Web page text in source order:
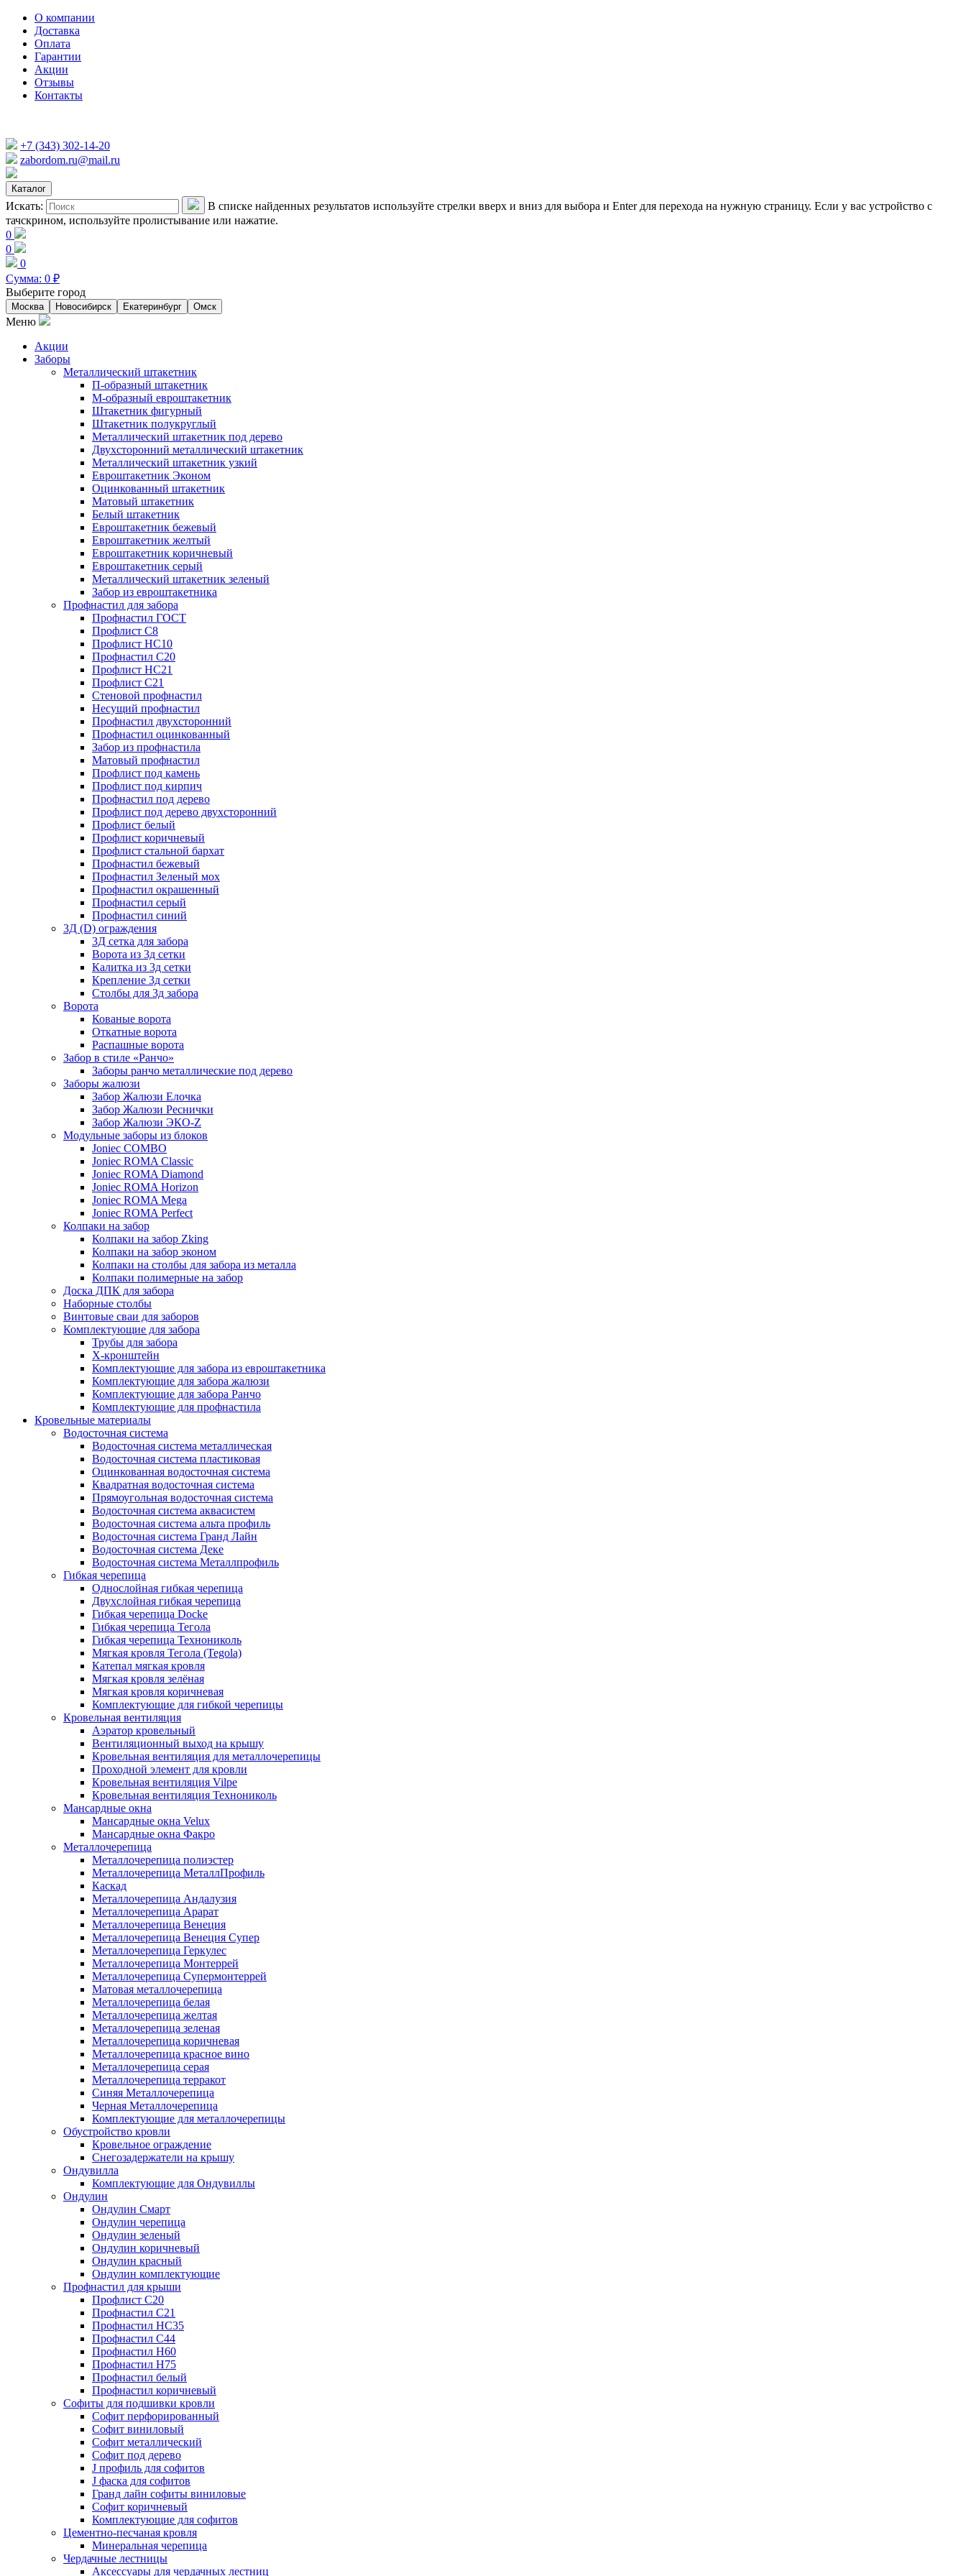
О компании
Доставка
Оплата
Гарантии
Акции
Отзывы
Контакты
+7 (343) 302-14-20
zabordom.ru@mail.ru
Каталог
Искать:
В списке найденных результатов используйте стрелки вверх и вниз для выбора и Enter для перехода на нужную страницу. Если у вас устройство с
тачскрином, используйте пролистывание или нажатие.
0
0
0
Сумма: 0 ₽
Выберите город
Москва Новосибирск Екатеринбург Омск
Меню
Акции
Заборы
Металлический штакетник
П-образный штакетник
М-образный евроштакетник
Штакетник фигурный
Штакетник полукруглый
Металлический штакетник под дерево
Двухсторонний металлический штакетник
Металлический штакетник узкий
Евроштакетник Эконом
Оцинкованный штакетник
Матовый штакетник
Белый штакетник
Евроштакетник бежевый
Евроштакетник желтый
Евроштакетник коричневый
Евроштакетник серый
Металлический штакетник зеленый
Забор из евроштакетника
Профнастил для забора
Профнастил ГОСТ
Профлист С8
Профлист НС10
Профнастил С20
Профлист НС21
Профлист С21
Стеновой профнастил
Несущий профнастил
Профнастил двухсторонний
Профнастил оцинкованный
Забор из профнастила
Матовый профнастил
Профлист под камень
Профлист под кирпич
Профнастил под дерево
Профлист под дерево двухсторонний
Профлист белый
Профлист коричневый
Профлист стальной бархат
Профнастил бежевый
Профнастил Зеленый мох
Профнастил окрашенный
Профнастил серый
Профнастил синий
3Д (D) ограждения
3Д сетка для забора
Ворота из 3д сетки
Калитка из 3д сетки
Крепление 3д сетки
Столбы для 3д забора
Ворота
Кованые ворота
Откатные ворота
Распашные ворота
Забор в стиле «Ранчо»
Заборы ранчо металлические под дерево
Заборы жалюзи
Забор Жалюзи Елочка
Забор Жалюзи Реснички
Забор Жалюзи ЭКО-Z
Модульные заборы из блоков
Joniec COMBO
Joniec ROMA Classic
Joniec ROMA Diamond
Joniec ROMA Horizon
Joniec ROMA Mega
Joniec ROMA Perfect
Колпаки на забор
Колпаки на забор Zking
Колпаки на забор эконом
Колпаки на столбы для забора из металла
Колпаки полимерные на забор
Доска ДПК для забора
Наборные столбы
Винтовые сваи для заборов
Комплектующие для забора
Трубы для забора
Х-кронштейн
Комплектующие для забора из евроштакетника
Комплектующие для забора жалюзи
Комплектующие для забора Ранчо
Комплектующие для профнастила
Кровельные материалы
Водосточная система
Водосточная система металлическая
Водосточная система пластиковая
Оцинкованная водосточная система
Квадратная водосточная система
Прямоугольная водосточная система
Водосточная система аквасистем
Водосточная система альта профиль
Водосточная система Гранд Лайн
Водосточная система Деке
Водосточная система Металлпрофиль
Гибкая черепица
Однослойная гибкая черепица
Двухслойная гибкая черепица
Гибкая черепица Docke
Гибкая черепица Тегола
Гибкая черепица Технониколь
Мягкая кровля Тегола (Tegola)
Катепал мягкая кровля
Мягкая кровля зелёная
Мягкая кровля коричневая
Комплектующие для гибкой черепицы
Кровельная вентиляция
Аэратор кровельный
Вентиляционный выход на крышу
Кровельная вентиляция для металлочерепицы
Проходной элемент для кровли
Кровельная вентиляция Vilpe
Кровельная вентиляция Технониколь
Мансардные окна
Мансардные окна Velux
Мансардные окна Факро
Металлочерепица
Металлочерепица полиэстер
Металлочерепица МеталлПрофиль
Каскад
Металлочерепица Андалузия
Металлочерепица Арарат
Металлочерепица Венеция
Металлочерепица Венеция Супер
Металлочерепица Геркулес
Металлочерепица Монтеррей
Металлочерепица Супермонтеррей
Матовая металлочерепица
Металлочерепица белая
Металлочерепица желтая
Металлочерепица зеленая
Металлочерепица коричневая
Металлочерепица красное вино
Металлочерепица серая
Металлочерепица терракот
Синяя Металлочерепица
Черная Металлочерепица
Комплектующие для металлочерепицы
Обустройство кровли
Кровельное ограждение
Снегозадержатели на крышу
Ондувилла
Комплектующие для Ондувиллы
Ондулин
Ондулин Смарт
Ондулин черепица
Ондулин зеленый
Ондулин коричневый
Ондулин красный
Ондулин комплектующие
Профнастил для крыши
Профлист С20
Профнастил С21
Профнастил НС35
Профнастил С44
Профнастил Н60
Профнастил Н75
Профнастил белый
Профнастил коричневый
Софиты для подшивки кровли
Cофит перфорированный
Софит виниловый
Софит металлический
Софит под дерево
J профиль для софитов
J фаска для софитов
Гранд лайн софиты виниловые
Софит коричневый
Комплектующие для софитов
Цементно-песчаная кровля
Минеральная черепица
Чердачные лестницы
Аксессуары для чердачных лестниц